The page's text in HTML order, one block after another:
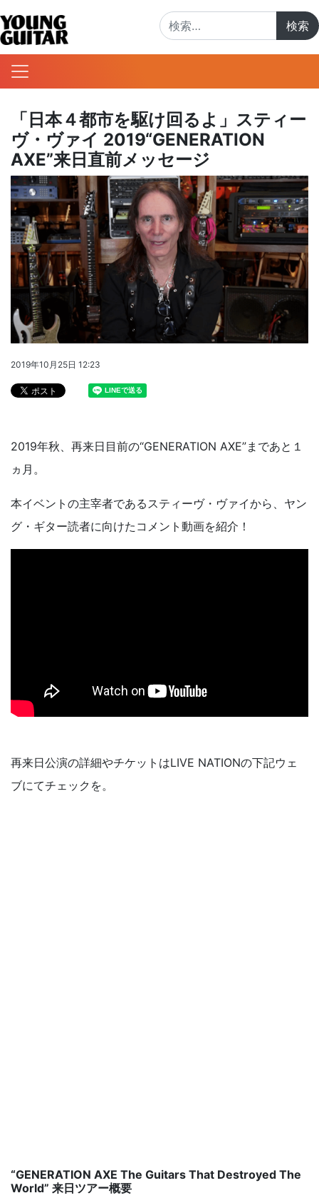
「日本４都市を駆け回るよ」スティー
ヴ・ヴァイ 2019“GENERATION
AXE”来日直前メッセージ
2019年10月25日 12:23
2019年秋、再来日目前の“GENERATION AXE”まであと１
ヵ月。
本イベントの主宰者であるスティーヴ・ヴァイから、ヤン
グ・ギター読者に向けたコメント動画を紹介！
再来日公演の詳細やチケットはLIVE NATIONの下記ウェ
ブにてチェックを。
“GENERATION AXE The Guitars That Destroyed The
World” 来日ツアー概要